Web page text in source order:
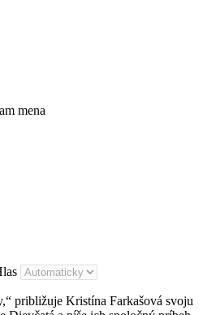
mena
približuje Kristína Farkašová svoju